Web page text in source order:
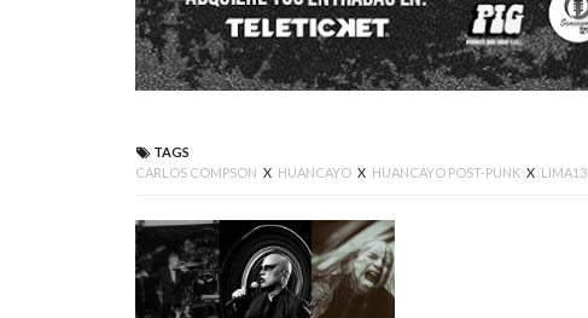
TAGS
CARLOS COMPSON X HUANCAYO X HUANCAYO POST-PUNK X LIMA13